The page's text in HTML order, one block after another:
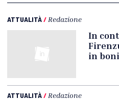
ATTUALITÀ/ Redazione
In
in
ATTUALITÀ/ Redazione